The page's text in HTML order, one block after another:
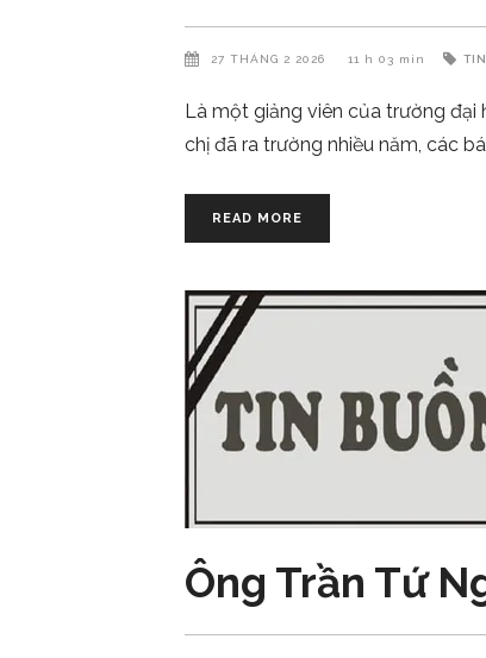
27 THÁNG 2 2026 11 h 03 min
Là một giảng viên của trường đại
chị đã ra trường nhiều năm, các
READ MORE
Ông Trần Tứ